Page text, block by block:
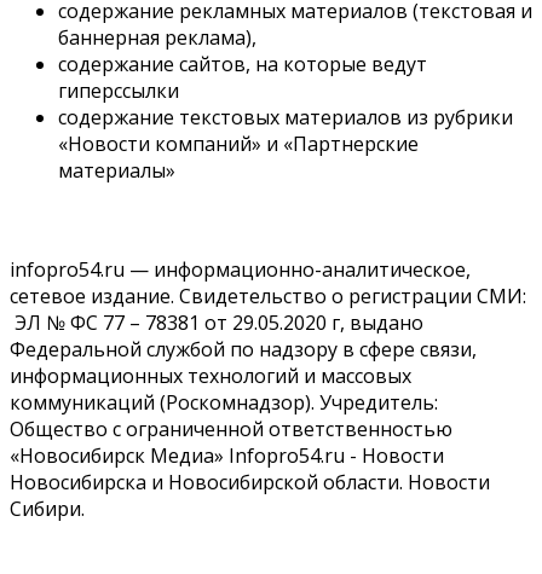
Новосибирск готовится к визиту Владимира Путина
06 Августа 2026, 12:05
Бизнес Недвижимость
Росреестр назвал главные причины отказов в
регистрации недвижимости в НСО
06 Августа 2026, 12:00
06 Августа 2026, 11:35
Бизнес Право&Порядок ПроБизнес
Злоумышленники опять атакуют новосибирские
компании через электронную почту
06 Августа 2026, 11:00
Общество
Медики готовятся к второму пику активности
клещей в Новосибирской области
06 Августа 2026, 10:00
содержание рекламных материалов (текстовая и
баннерная реклама),
содержание сайтов, на которые ведут
гиперссылки
содержание текстовых материалов из рубрики
«Новости компаний» и «Партнерские
материалы»
infopro54.ru — информационно-аналитическое,
сетевое издание. Свидетельство о регистрации СМИ:
ЭЛ № ФС 77 – 78381 от 29.05.2020 г, выдано
Федеральной службой по надзору в сфере связи,
информационных технологий и массовых
коммуникаций (Роскомнадзор). Учредитель:
Общество с ограниченной ответственностью
«Новосибирск Медиа» Infopro54.ru - Новости
Новосибирска и Новосибирской области. Новости
Сибири.